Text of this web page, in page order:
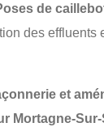
de
des effluents
et
Mortagne-Sur-